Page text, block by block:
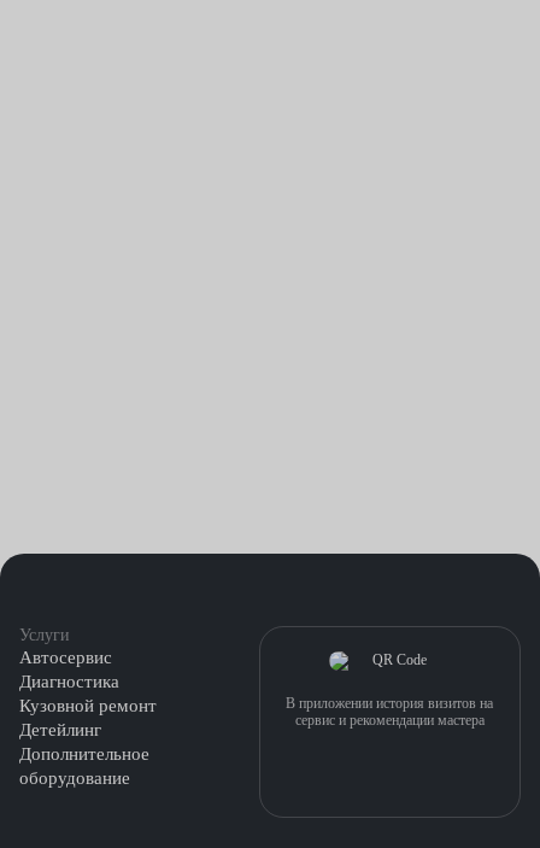
Услуги
Автосервис
Диагностика
Кузовной ремонт
Детейлинг
Дополнительное
оборудование
В приложении история визитов на
сервис и рекомендации мастера